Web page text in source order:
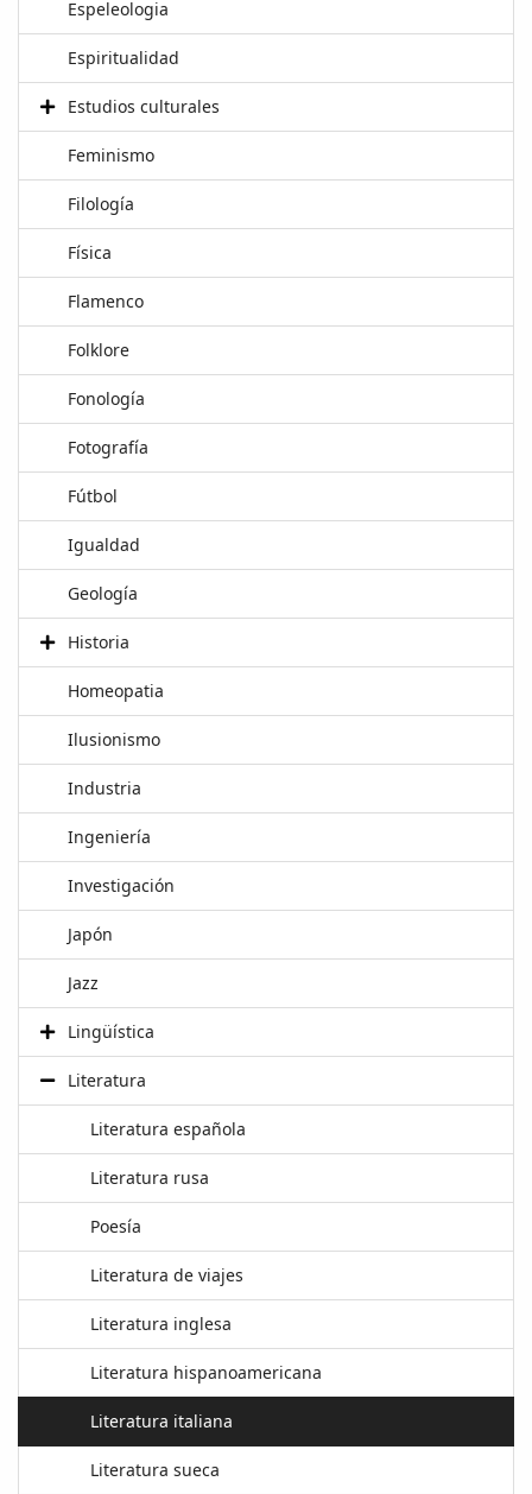
Espeleologia
Espiritualidad
Estudios culturales
Feminismo
Filología
Física
Flamenco
Folklore
Fonología
Fotografía
Fútbol
Igualdad
Geología
Historia
Homeopatia
Ilusionismo
Industria
Ingeniería
Investigación
Japón
Jazz
Lingüística
Literatura
Literatura española
Literatura rusa
Poesía
Literatura de viajes
Literatura inglesa
Literatura hispanoamericana
Literatura italiana
Literatura sueca